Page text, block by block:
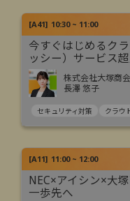
[A41] 10:30 ~ 11:00
今すぐはじめるク
ッシー）サービス
株式会社大塚商会
長澤 悠子
セキュリティ対策 クラウ
[A11] 11:00 ~ 12:00
NEC×アイシン×大
一歩先へ